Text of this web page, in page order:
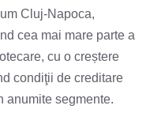
Cluj-Napoca,
cea mai mare parte a
cu o creștere
condiţii de creditare
anumite segmente.